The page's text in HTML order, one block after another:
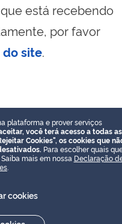
está recebendo
por favor
site.
plataforma e prover serviços
você terá acesso a todas as
Cookies", os cookies que
Para escolher quais
mais em nossa Declaração
cookies